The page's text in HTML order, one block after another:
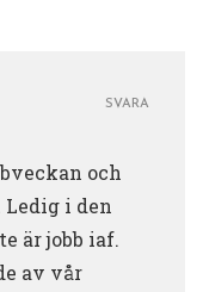
och
Ledig i den
är jobb iaf.
av vår
SVARA